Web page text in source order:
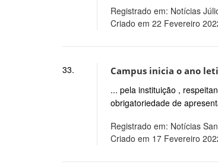
Registrado em: Notícias
Criado em 22 Fevereiro
Campus inicia o ano
... pela instituição ,
obrigatoriedade de
Registrado em: Notícias
Criado em 17 Fevereiro
33.